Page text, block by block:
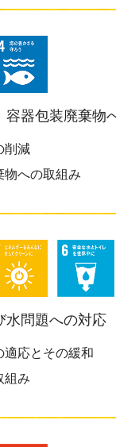
容器包装廃棄物
削減
物への取組み
水問題への対応
適応とその緩和
組み